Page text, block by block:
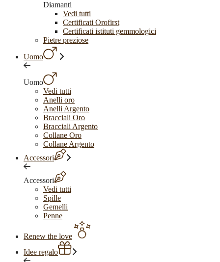
Diamanti
Vedi tutti
Certificati Orofirst
Certificati istituti gemmologici
Pietre preziose
Uomo
Uomo
Vedi tutti
Anelli oro
Anelli Argento
Bracciali Oro
Bracciali Argento
Collane Oro
Collane Argento
Accessori
Accessori
Vedi tutti
Spille
Gemelli
Penne
Renew the love
Idee regalo